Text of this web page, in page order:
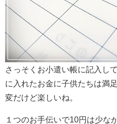
さっそくお小遣い帳に記入し
に入れたお金に子供たちは満
変だけど楽しいね。
１つのお手伝いで10円は少な